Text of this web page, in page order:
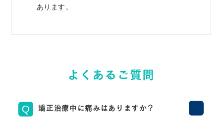
あります。
よくあるご質問
Q 矯正治療中に痛みはありますか？